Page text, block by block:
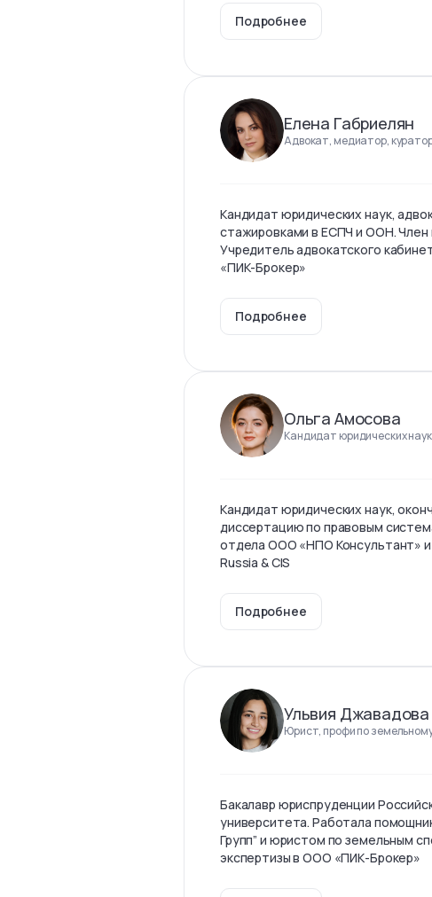
Подробнее
Елена Габриелян
Адвокат, медиатор,
Кандидат юридических наук,
стажировками в ЕСПЧ и ООН. Член
Учредитель адвокатского
«ПИК-Брокер»
Подробнее
Ольга Амосова
Кандидат юридических
Кандидат юридических наук,
диссертацию по правовым
отдела ООО «НПО Консультант»
Russia & CIS
Подробнее
Ульвия Джавадова
Юрист, профи по
Бакалавр юриспруденции
университета. Работала
Групп” и юристом по земельным
экспертизы в ООО «ПИК-Брокер»